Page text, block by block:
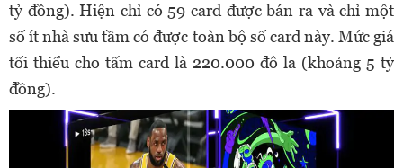
tỷ đồng). Hiện chỉ có 59 card được bán ra và chỉ một
số ít nhà sưu tầm có được toàn bộ số card này. Mức giá
tối thiểu cho tấm card là 220.000 đô la (khoảng 5 tỷ
đồng).